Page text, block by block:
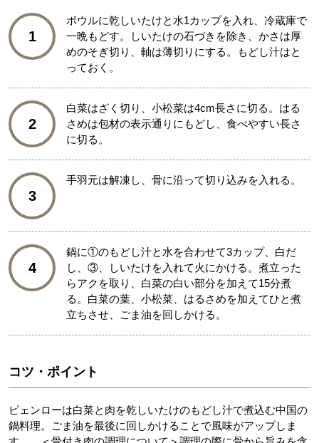
1
ボウルに乾しいたけと水1カップを入れ、冷蔵庫で
一晩もどす。しいたけの石づきを除き、かさは厚
めのそぎ切り、軸は薄切りにする。もどし汁はと
っておく。
2
白菜はざく切り、小松菜は4cm長さに切る。はる
さめは包材の表示通りにもどし、食べやすい長さ
に切る。
3
手羽元は解凍し、骨に沿って切り込みを入れる。
4
鍋に①のもどし汁と水を合わせて3カップ、白だ
し、③、しいたけを入れて火にかける。煮立った
らアクを取り、白菜の白い部分を加えて15分煮
る。白菜の葉、小松菜、はるさめを加えてひと煮
立ちさせ、ごま油を回しかける。
コツ・ポイント
ピェンローは白菜と肉を乾しいたけのもどし汁で煮込む中国の
鍋料理。ごま油を最後に回しかけることで風味がアップしま